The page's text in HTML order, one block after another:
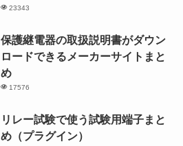
23343
保護継電器の取扱説明書がダウン
ロードできるメーカーサイトまと
め
17576
リレー試験で使う試験用端子まと
め（プラグイン）